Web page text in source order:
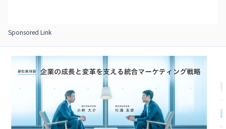
Sponsored Link